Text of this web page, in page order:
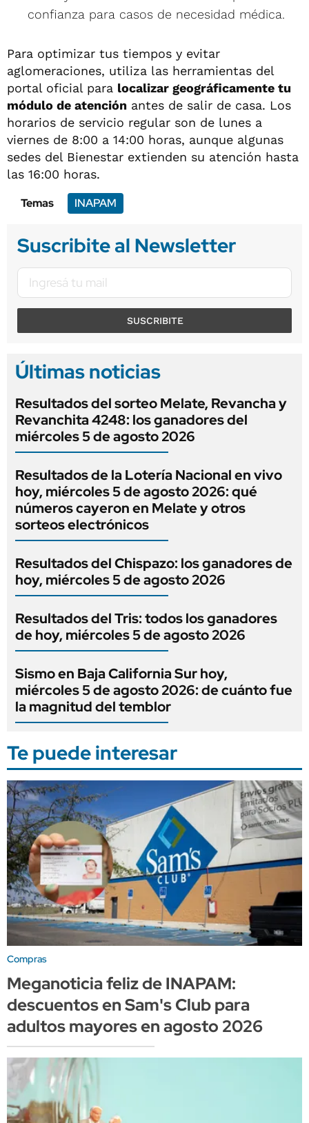
confianza para casos de necesidad médica.
Para optimizar tus tiempos y evitar
aglomeraciones, utiliza las herramientas del
portal oficial para localizar geográficamente tu
módulo de atención antes de salir de casa. Los
horarios de servicio regular son de lunes a
viernes de 8:00 a 14:00 horas, aunque algunas
sedes del Bienestar extienden su atención hasta
las 16:00 horas.
Temas
INAPAM
Suscribite al Newsletter
SUSCRIBITE
Últimas noticias
Resultados del sorteo Melate, Revancha y
Revanchita 4248: los ganadores del
miércoles 5 de agosto 2026
Resultados de la Lotería Nacional en vivo
hoy, miércoles 5 de agosto 2026: qué
números cayeron en Melate y otros
sorteos electrónicos
Resultados del Chispazo: los ganadores de
hoy, miércoles 5 de agosto 2026
Resultados del Tris: todos los ganadores
de hoy, miércoles 5 de agosto 2026
Sismo en Baja California Sur hoy,
miércoles 5 de agosto 2026: de cuánto fue
la magnitud del temblor
Te puede interesar
Compras
Meganoticia feliz de INAPAM:
descuentos en Sam's Club para
adultos mayores en agosto 2026